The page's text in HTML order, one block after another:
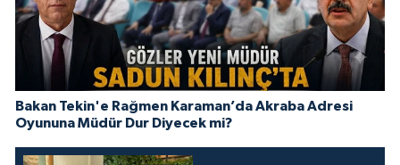
Bakan Tekin'e Rağmen Karaman’da Akraba Adresi
Oyununa Müdür Dur Diyecek mi?